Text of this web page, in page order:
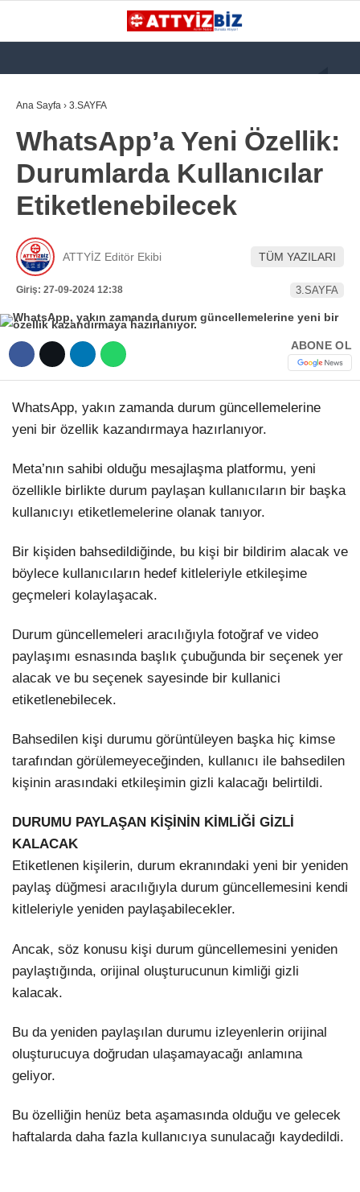
WhatsApp İhbar
Youtube
Dribbble
KATEGORİLER
GÜNDEM
112 ACİL
ATT
PARAMEDİK (AABT)
STK
İLANLAR
Ana Sayfa › 3.SAYFA
WhatsApp’a Yeni Özellik:
Durumlarda Kullanıcılar
Etiketlenebilecek
ATTYİZ Editör Ekibi TÜM YAZILARI
Giriş: 27-09-2024 12:38 3.SAYFA
ABONE OL
WhatsApp, yakın zamanda durum güncellemelerine
yeni bir özellik kazandırmaya hazırlanıyor.
Meta’nın sahibi olduğu mesajlaşma platformu, yeni
özellikle birlikte durum paylaşan kullanıcıların bir başka
kullanıcıyı etiketlemelerine olanak tanıyor.
Bir kişiden bahsedildiğinde, bu kişi bir bildirim alacak ve
böylece kullanıcıların hedef kitleleriyle etkileşime
geçmeleri kolaylaşacak.
Durum güncellemeleri aracılığıyla fotoğraf ve video
paylaşımı esnasında başlık çubuğunda bir seçenek yer
alacak ve bu seçenek sayesinde bir kullanici
etiketlenebilecek.
Bahsedilen kişi durumu görüntüleyen başka hiç kimse
tarafından görülemeyeceğinden, kullanıcı ile bahsedilen
kişinin arasındaki etkileşimin gizli kalacağı belirtildi.
DURUMU PAYLAŞAN KİŞİNİN KİMLİĞİ GİZLİ
KALACAK
Etiketlenen kişilerin, durum ekranındaki yeni bir yeniden
paylaş düğmesi aracılığıyla durum güncellemesini kendi
kitleleriyle yeniden paylaşabilecekler.
Ancak, söz konusu kişi durum güncellemesini yeniden
paylaştığında, orijinal oluşturucunun kimliği gizli
kalacak.
Bu da yeniden paylaşılan durumu izleyenlerin orijinal
oluşturucuya doğrudan ulaşamayacağı anlamına
geliyor.
Bu özelliğin henüz beta aşamasında olduğu ve gelecek
haftalarda daha fazla kullanıcıya sunulacağı kaydedildi.